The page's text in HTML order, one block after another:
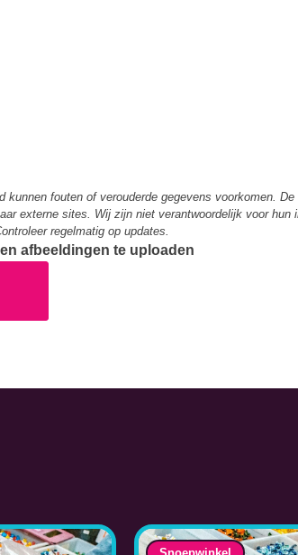
fouten of verouderde gegevens voorkomen.
externe sites. Wij zijn niet verantwoordelijk voor hun
regelmatig op updates.
afbeeldingen te uploaden